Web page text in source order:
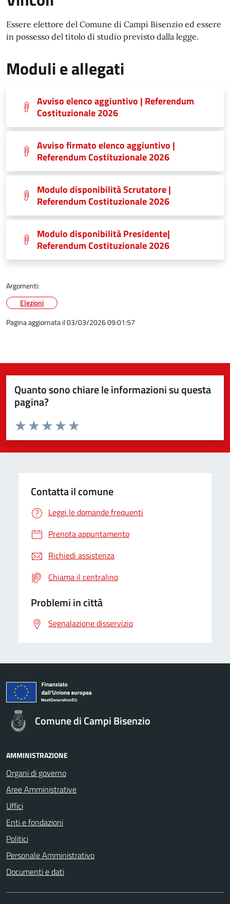
Essere elettore del Comune di Campi Bisenzio ed essere
in possesso del titolo di studio previsto dalla legge.
Moduli e allegati
Avviso elenco aggiuntivo | Referendum
Costituzionale 2026
Avviso firmato elenco aggiuntivo |
Referendum Costituzionale 2026
Modulo disponibilità Scrutatore |
Referendum Costituzionale 2026
Modulo disponibilità Presidente|
Referendum Costituzionale 2026
Argomenti:
Elezioni
Pagina aggiornata il 03/03/2026 09:01:57
Quanto sono chiare le informazioni su questa
pagina?
Valuta da 1 a 5 stelle la pagina
Valuta 5 stelle su 5
Valuta 4 stelle su 5
Valuta 3 stelle su 5
Valuta 2 stelle su 5
Valuta 1 stelle su 5
Contatta il comune
Leggi le domande frequenti
Prenota appuntamento
Richiedi assistenza
Chiama il centralino
Problemi in città
Segnalazione disservizio
Comune di Campi Bisenzio
AMMINISTRAZIONE
Organi di governo
Aree Amministrative
Uffici
Enti e fondazioni
Politici
Personale Amministrativo
Documenti e dati